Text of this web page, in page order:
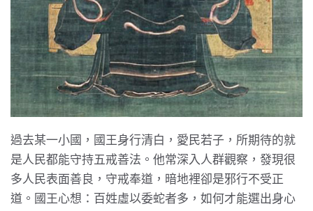
過去某一小國，國王身行清白，愛民若子，所期待的就
是人民都能守持五戒善法。他常深入人群觀察，發現很
多人民表面善良，守戒奉道，暗地裡卻是邪行不受正
道。國王心想：百姓虛以委蛇者多，如何才能選出身心